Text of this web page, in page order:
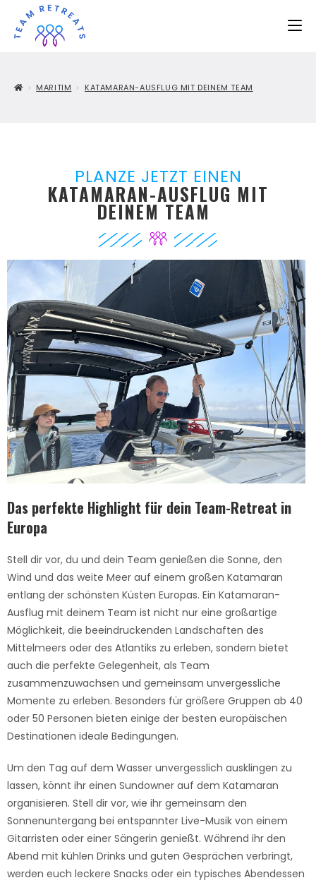
> MARITIM > KATAMARAN-AUSFLUG MIT DEINEM TEAM
PLANZE JETZT EINEN
KATAMARAN-AUSFLUG MIT
DEINEM TEAM
Das perfekte Highlight für dein Team-Retreat in
Europa
Stell dir vor, du und dein Team genießen die Sonne, den
Wind und das weite Meer auf einem großen Katamaran
entlang der schönsten Küsten Europas. Ein Katamaran-
Ausflug mit deinem Team ist nicht nur eine großartige
Möglichkeit, die beeindruckenden Landschaften des
Mittelmeers oder des Atlantiks zu erleben, sondern bietet
auch die perfekte Gelegenheit, als Team
zusammenzuwachsen und gemeinsam unvergessliche
Momente zu erleben. Besonders für größere Gruppen ab 40
oder 50 Personen bieten einige der besten europäischen
Destinationen ideale Bedingungen.
Um den Tag auf dem Wasser unvergesslich ausklingen zu
lassen, könnt ihr einen Sundowner auf dem Katamaran
organisieren. Stell dir vor, wie ihr gemeinsam den
Sonnenuntergang bei entspannter Live-Musik von einem
Gitarristen oder einer Sängerin genießt. Während ihr den
Abend mit kühlen Drinks und guten Gesprächen verbringt,
werden euch leckere Snacks oder ein typisches Abendessen